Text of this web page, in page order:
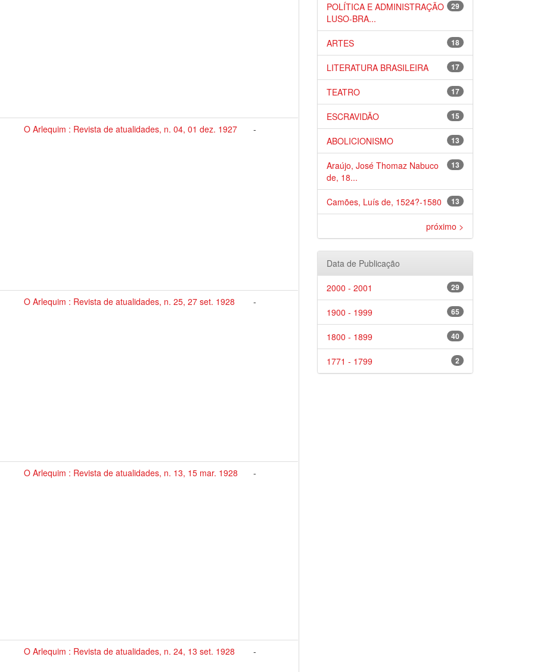
O Arlequim : Revista de atualidades, n. 04, 01 dez. 1927 -
O Arlequim : Revista de atualidades, n. 25, 27 set. 1928 -
O Arlequim : Revista de atualidades, n. 13, 15 mar. 1928 -
O Arlequim : Revista de atualidades, n. 24, 13 set. 1928 -
29
POLÍTICA E ADMINISTRAÇÃO
LUSO-BRA...
18
ARTES
17
LITERATURA BRASILEIRA
17
TEATRO
15
ESCRAVIDÃO
13
ABOLICIONISMO
13
Araújo, José Thomaz Nabuco
de, 18...
13
Camões, Luís de, 1524?-1580
próximo >
Data de Publicação
29
2000 - 2001
65
1900 - 1999
40
1800 - 1899
2
1771 - 1799